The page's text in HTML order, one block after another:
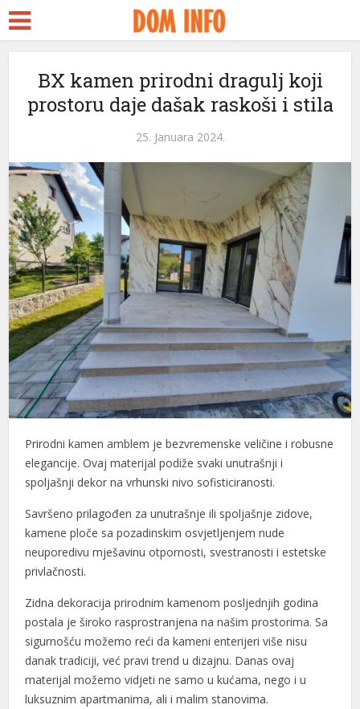
BX kamen prirodni dragulj koji
prostoru daje dašak raskoši i stila
25. Januara 2024.
Prirodni kamen amblem je bezvremenske veličine i robusne
elegancije. Ovaj materijal podiže svaki unutrašnji i
spoljašnji dekor na vrhunski nivo sofisticiranosti.
Savršeno prilagođen za unutrašnje ili spoljašnje zidove,
kamene ploče sa pozadinskim osvjetljenjem nude
neuporedivu mješavinu otpornosti, svestranosti i estetske
privlačnosti.
Zidna dekoracija prirodnim kamenom posljednjih godina
postala je široko rasprostranjena na našim prostorima. Sa
sigurnošću možemo reći da kameni enterijeri više nisu
danak tradiciji, već pravi trend u dizajnu. Danas ovaj
materijal možemo vidjeti ne samo u kućama, nego i u
luksuznim apartmanima, ali i malim stanovima.